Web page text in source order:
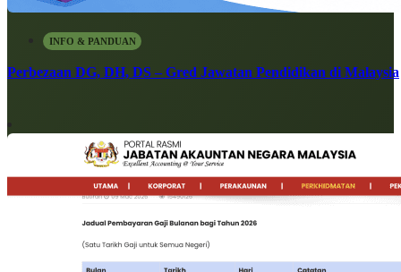
INFO & PANDUAN
Perbezaan DG, DH, DS – Gred Jawatan Pendidikan di Malaysia